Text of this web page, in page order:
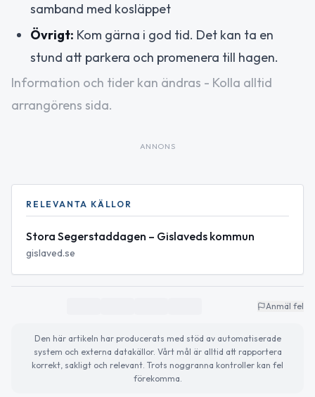
samband med kosläppet
Övrigt: Kom gärna i god tid. Det kan ta en
stund att parkera och promenera till hagen.
Information och tider kan ändras - Kolla alltid
arrangörens sida.
ANNONS
RELEVANTA KÄLLOR
Stora Segerstaddagen – Gislaveds kommun
gislaved.se
Anmäl fel
Den här artikeln har producerats med stöd av automatiserade
system och externa datakällor. Vårt mål är alltid att rapportera
korrekt, sakligt och relevant. Trots noggranna kontroller kan fel
förekomma.